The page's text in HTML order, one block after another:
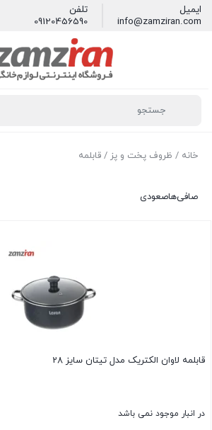
ایمیل
info@zamziran.com
تلفن
09120456590
خانه / ظروف پخت و پز / قابلمه
صافی‌هاصعودی
قابلمه لاوان الکتریک مدل تیتان سایز 28
در انبار موجود نمی باشد